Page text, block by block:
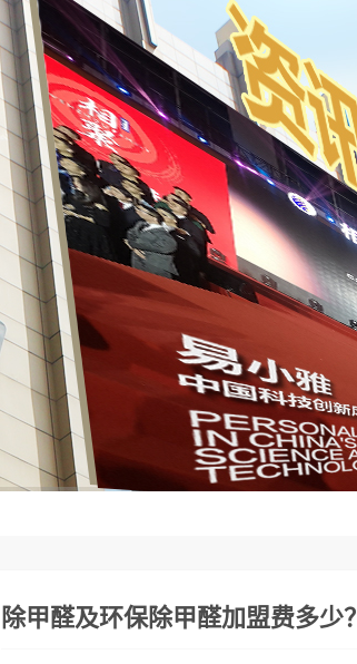
除甲醛及环保除甲醛加盟费多少？